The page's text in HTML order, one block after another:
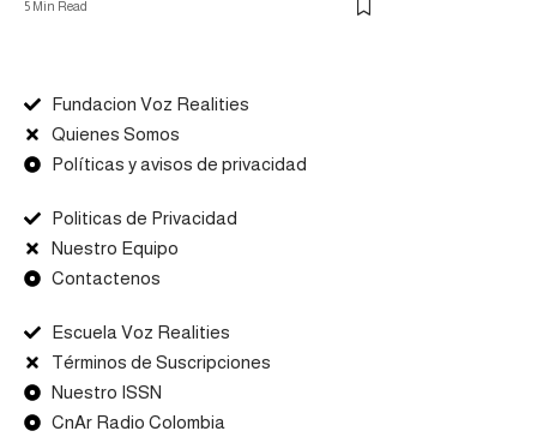
5 Min Read
Fundacion Voz Realities
Quienes Somos
Políticas y avisos de privacidad
Politicas de Privacidad
Nuestro Equipo
Contactenos
Escuela Voz Realities
Términos de Suscripciones
Nuestro ISSN
CnAr Radio Colombia